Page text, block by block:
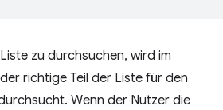
zu durchsuchen, wird im
richtige Teil der Liste für den
Wenn der Nutzer die